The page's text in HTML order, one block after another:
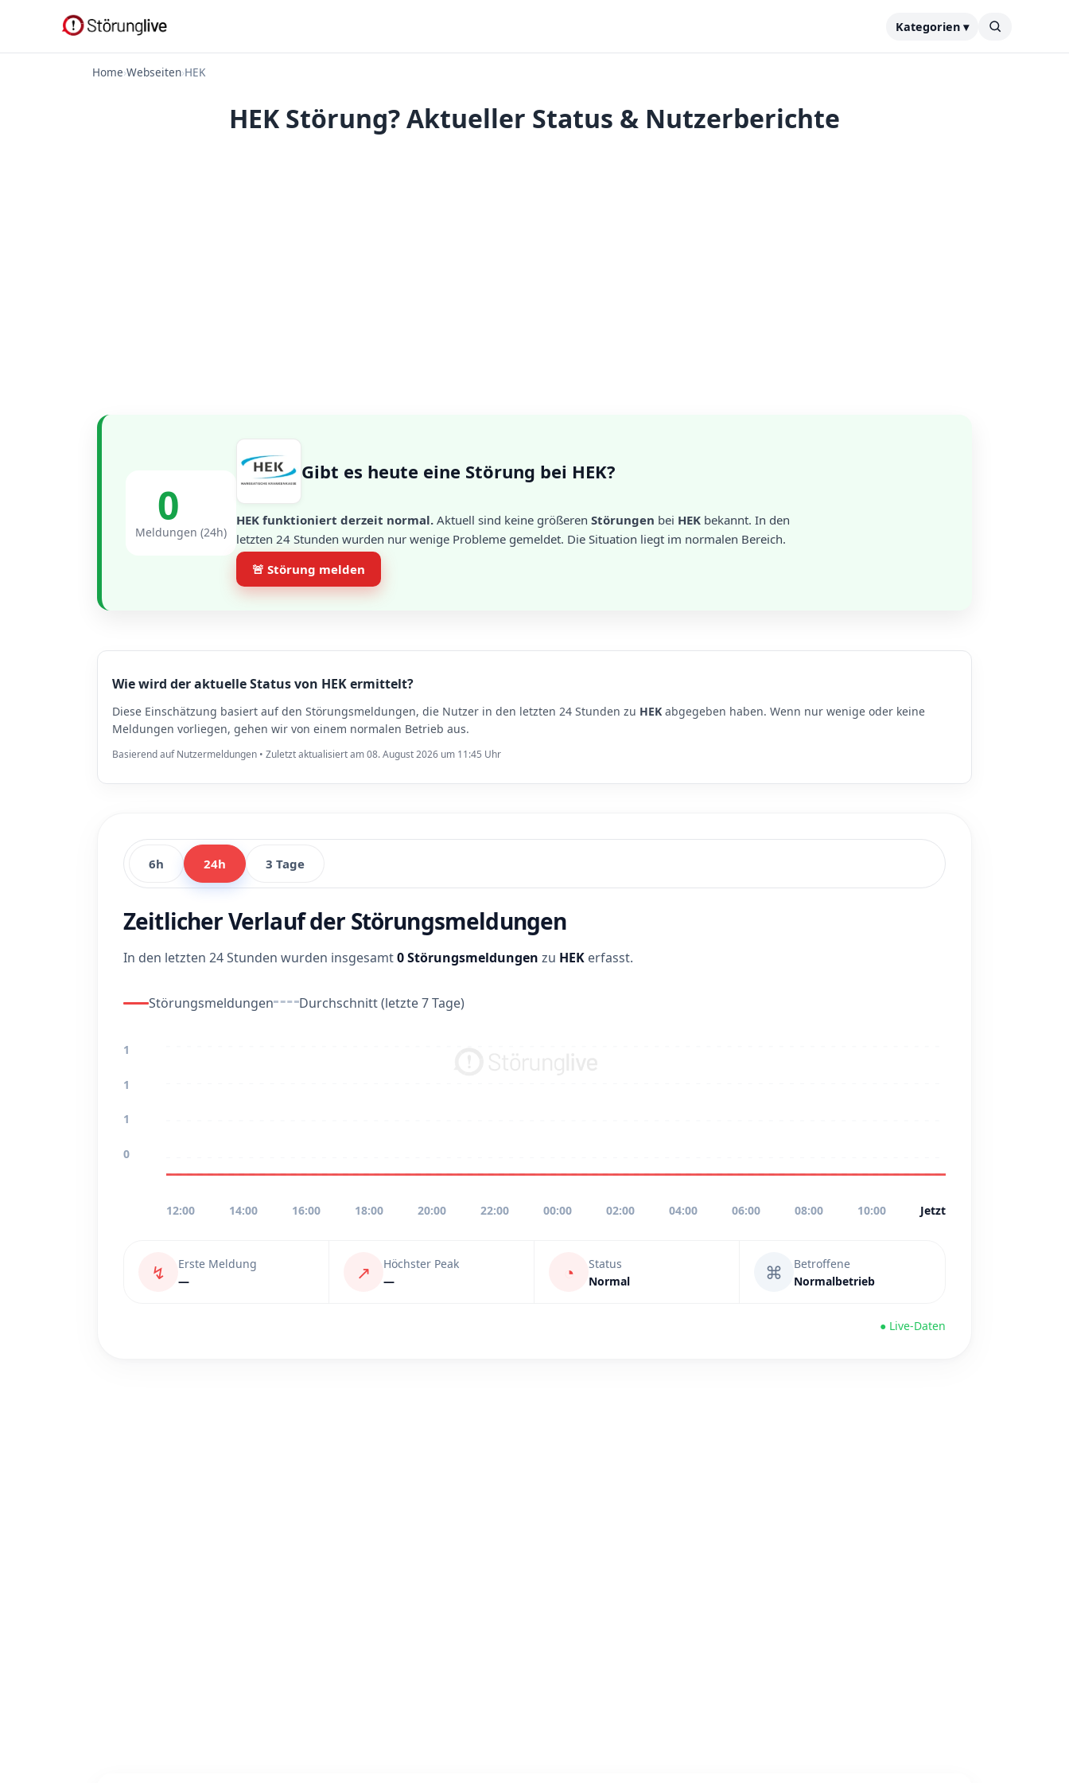
Kategorien ▾
Home›Webseiten›HEK
HEK Störung? Aktueller Status & Nutzerberichte
0
Meldungen (24h)
Gibt es heute eine Störung bei HEK?
HEK funktioniert derzeit normal. Aktuell sind keine größeren Störungen bei HEK bekannt. In den
letzten 24 Stunden wurden nur wenige Probleme gemeldet. Die Situation liegt im normalen Bereich.
🚨 Störung melden
Wie wird der aktuelle Status von HEK ermittelt?
Diese Einschätzung basiert auf den Störungsmeldungen, die Nutzer in den letzten 24 Stunden zu HEK abgegeben haben. Wenn nur wenige oder keine
Meldungen vorliegen, gehen wir von einem normalen Betrieb aus.
Basierend auf Nutzermeldungen • Zuletzt aktualisiert am 08. August 2026 um 11:45 Uhr
6h 24h 3 Tage
Zeitlicher Verlauf der Störungsmeldungen
In den letzten 24 Stunden wurden insgesamt0 Störungsmeldungen zu HEK erfasst.
Störungsmeldungen Durchschnitt (letzte 7 Tage)
1
1
1
0
12:00 14:00 16:00 18:00 20:00 22:00 00:00 02:00 04:00 06:00 08:00 10:00 Jetzt
↯
Erste Meldung
—
↗
Höchster Peak
—
◔
Status
Normal
⌘
Betroffene
Normalbetrieb
● Live-Daten